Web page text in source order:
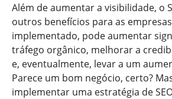
Além de aumentar a visibilidade, o
outros benefícios para as
implementado, pode aumentar
tráfego orgânico, melhorar a
e, eventualmente, levar a um
Parece um bom negócio, certo?
implementar uma estratégia de